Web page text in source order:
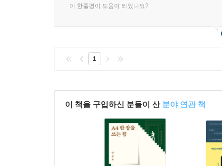
이 한줄평이 도움이 되었나요?
1
이 책을 구입하신 분들이 산 분야 연관 책